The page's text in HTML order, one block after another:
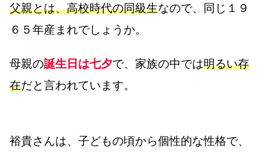
父親とは、高校時代の同級生なので、同じ１９
６５年産まれでしょうか。
母親の誕生日は七夕で、家族の中では明るい存
在だと言われています。
裕貴さんは、子どもの頃から個性的な性格で、